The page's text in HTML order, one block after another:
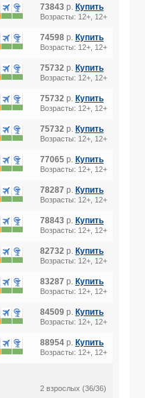
73843 р. Купить
Возрасты: 12+, 12+
74598 р. Купить
Возрасты: 12+, 12+
75732 р. Купить
Возрасты: 12+, 12+
75732 р. Купить
Возрасты: 12+, 12+
75732 р. Купить
Возрасты: 12+, 12+
77065 р. Купить
Возрасты: 12+, 12+
78287 р. Купить
Возрасты: 12+, 12+
78843 р. Купить
Возрасты: 12+, 12+
82732 р. Купить
Возрасты: 12+, 12+
83287 р. Купить
Возрасты: 12+, 12+
84509 р. Купить
Возрасты: 12+, 12+
88954 р. Купить
Возрасты: 12+, 12+
2 взрослых (36/36)